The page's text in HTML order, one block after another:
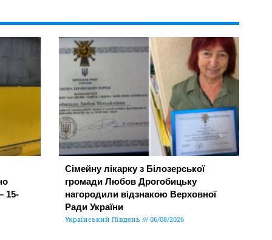
15-
Сімейну лікарку з Білозерської
громади Любов Дрогобицьку
нагородили відзнакою Верховної
Ради України
Український Південь 06/08/2026